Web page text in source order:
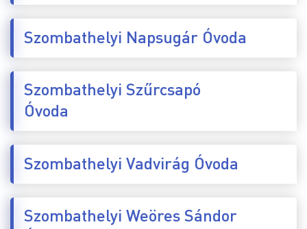
Szombathelyi Napsugár Óvoda
Szombathelyi Szűrcsapó
Óvoda
Szombathelyi Vadvirág Óvoda
Szombathelyi Weöres Sándor